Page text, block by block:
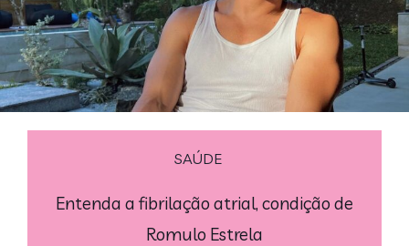
SAÚDE
Entenda a fibrilação atrial, condição de
Romulo Estrela